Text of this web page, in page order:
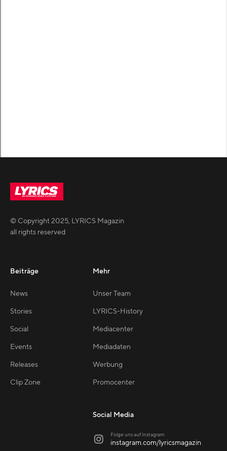
© Copyright2025, LYRICS Magazin
all rights reserved
Beiträge
News
Stories
Social
Events
Releases
Clip Zone
Mehr
Unser Team
LYRICS-History
Mediacenter
Mediadaten
Werbung
Promocenter
Social Media
 Folge uns auf Instagram
instagram.com/lyricsmagazin